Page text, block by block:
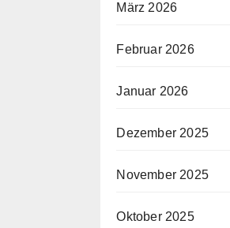
März 2026
Februar 2026
Januar 2026
Dezember 2025
November 2025
Oktober 2025